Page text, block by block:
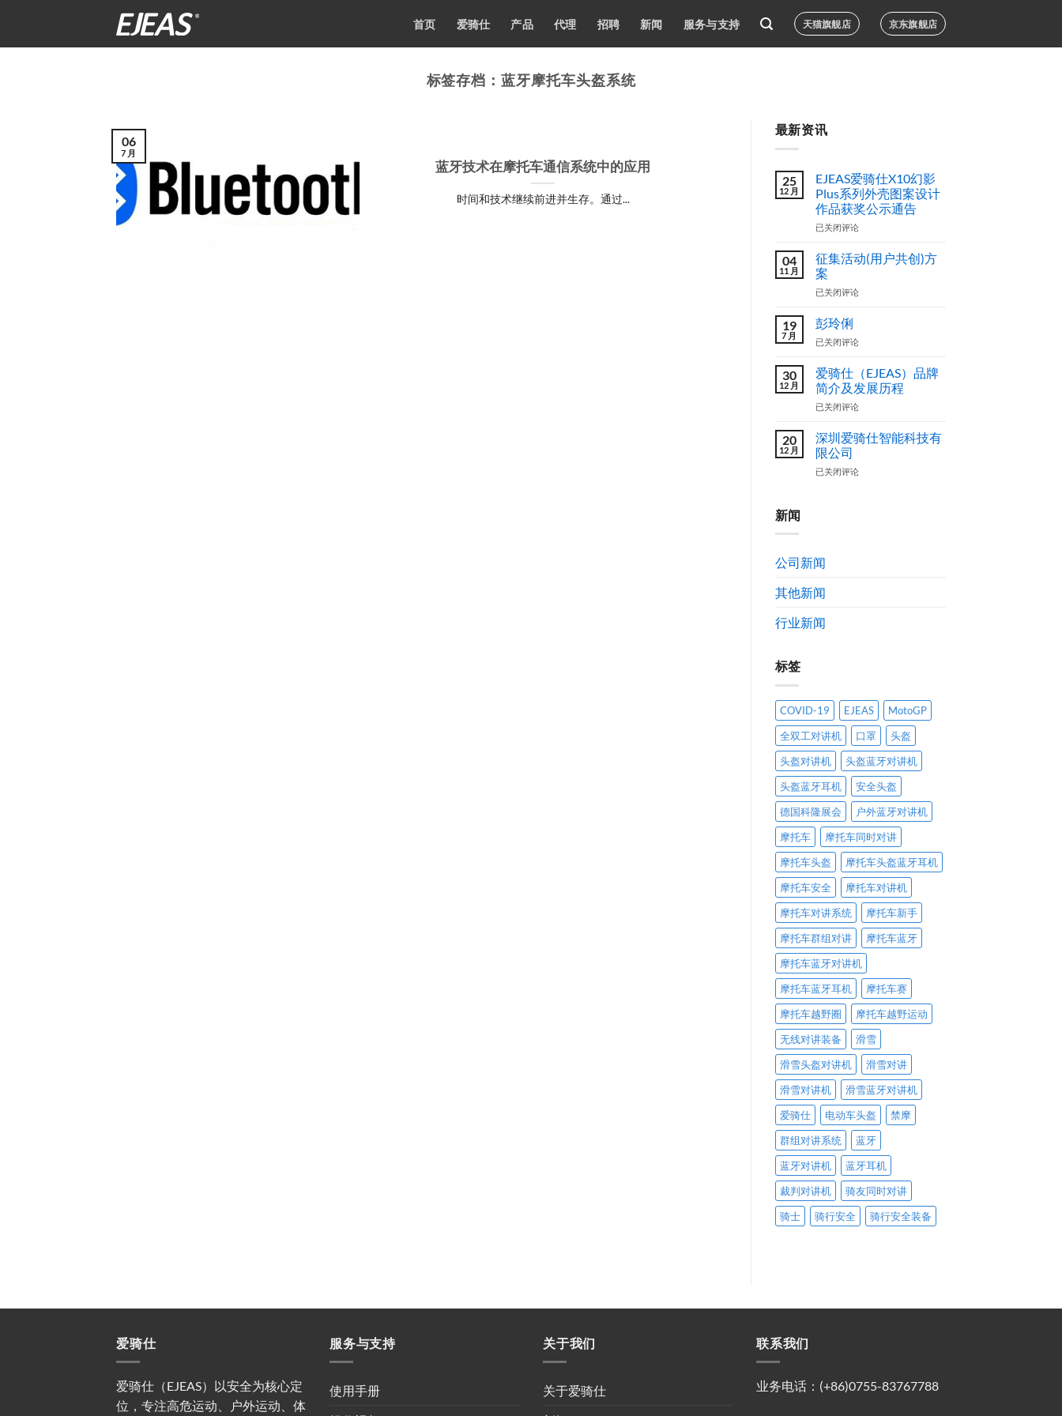
内
首页 爱骑仕 产品 代理 招聘 新闻 服务与支持 天猫旗舰店 京东旗舰店
标签存档：蓝牙摩托车头盔系统
蓝牙技术在摩托车通信系统中的应用
时间和技术继续前进并生存。通过...
06
7 月
最新资讯
25
12 月
EJEAS爱骑仕X10幻影
Plus系列外壳图案设计
作品获奖公示通告
EJEAS
骑
仕
X10
幻
Plus
系
列
壳
图
案
设
作
品
获
已关闭评论
04
11 月
征集活动(用户共创)方
案
征
活
动
(用
共
创)
案
已关闭评论
19
7 月
彭玲俐
彭
俐
已关闭评论
30
12 月
爱骑仕（EJEAS）品牌
简介及发展历程
爱
仕
（EJEAS）
品
牌
程
已关闭评论
20
12 月
深圳爱骑仕智能科技有
限公司
深
科
有
公
司
已关闭评论
新闻
公司新闻
其他新闻
行业新闻
标签
COVID-19 EJEAS
MotoGP
全双工对讲机
口罩
头盔
头盔对讲机
头盔蓝牙对讲机
头盔蓝牙耳机
安全头盔
德国科隆展会
户外蓝牙对讲机
摩托车
摩托车同时对讲
摩托车头盔
摩托车头盔蓝牙耳机
摩托车安全
摩托车对讲机
摩托车对讲系统
摩托车新手
摩托车群组对讲
摩托车蓝牙
摩托车蓝牙对讲机
摩托车蓝牙耳机
摩托车赛
摩托车越野圈
摩托车越野运动
无线对讲装备
滑雪
滑雪头盔对讲机
滑雪对讲
滑雪对讲机
滑雪蓝牙对讲机
爱骑仕
电动车头盔
禁摩
群组对讲系统
蓝牙
蓝牙对讲机
蓝牙耳机
裁判对讲机
骑友同时对讲
骑士
骑行安全 骑行安全装备
爱骑仕
爱骑仕（EJEAS）以安全为核心定
位，专注高危运动、户外运动、体
服务与支持
使用手册
关于我们
关于爱骑仕
联系我们
业务电话：(+86)0755-83767788